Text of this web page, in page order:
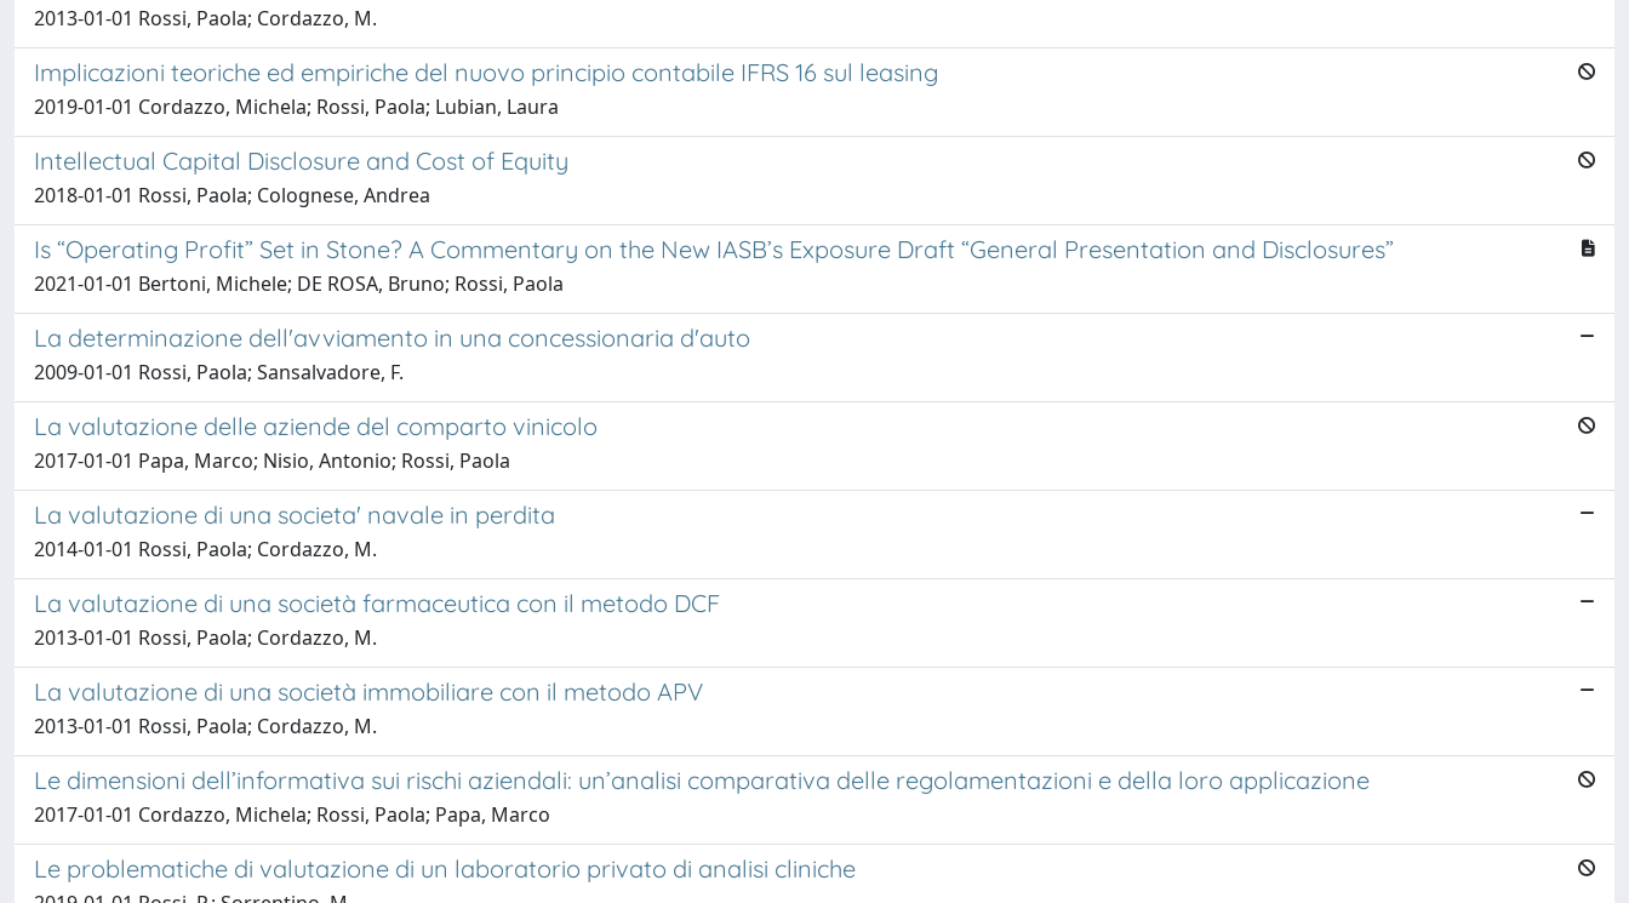
2013-01-01 Rossi, Paola; Cordazzo, M.
Implicazioni teoriche ed empiriche del nuovo principio contabile IFRS 16 sul leasing
2019-01-01 Cordazzo, Michela; Rossi, Paola; Lubian, Laura
Intellectual Capital Disclosure and Cost of Equity
2018-01-01 Rossi, Paola; Colognese, Andrea
Is “Operating Profit” Set in Stone? A Commentary on the New IASB’s Exposure Draft “General Presentation and Disclosures”
2021-01-01 Bertoni, Michele; DE ROSA, Bruno; Rossi, Paola
La determinazione dell'avviamento in una concessionaria d'auto
2009-01-01 Rossi, Paola; Sansalvadore, F.
La valutazione delle aziende del comparto vinicolo
2017-01-01 Papa, Marco; Nisio, Antonio; Rossi, Paola
La valutazione di una societa' navale in perdita
2014-01-01 Rossi, Paola; Cordazzo, M.
La valutazione di una società farmaceutica con il metodo DCF
2013-01-01 Rossi, Paola; Cordazzo, M.
La valutazione di una società immobiliare con il metodo APV
2013-01-01 Rossi, Paola; Cordazzo, M.
Le dimensioni dell’informativa sui rischi aziendali: un’analisi comparativa delle regolamentazioni e della loro applicazione
2017-01-01 Cordazzo, Michela; Rossi, Paola; Papa, Marco
Le problematiche di valutazione di un laboratorio privato di analisi cliniche